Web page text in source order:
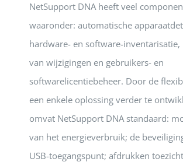
NetSupport DNA heeft veel
waaronder: automatische
hardware- en software-inventarisatie,
van wijzigingen en gebruikers- en
softwarelicentiebeheer. Door de
een enkele oplossing verder te
omvat NetSupport DNA standaard:
van het energieverbruik; de
USB-toegangspunt; afdrukken